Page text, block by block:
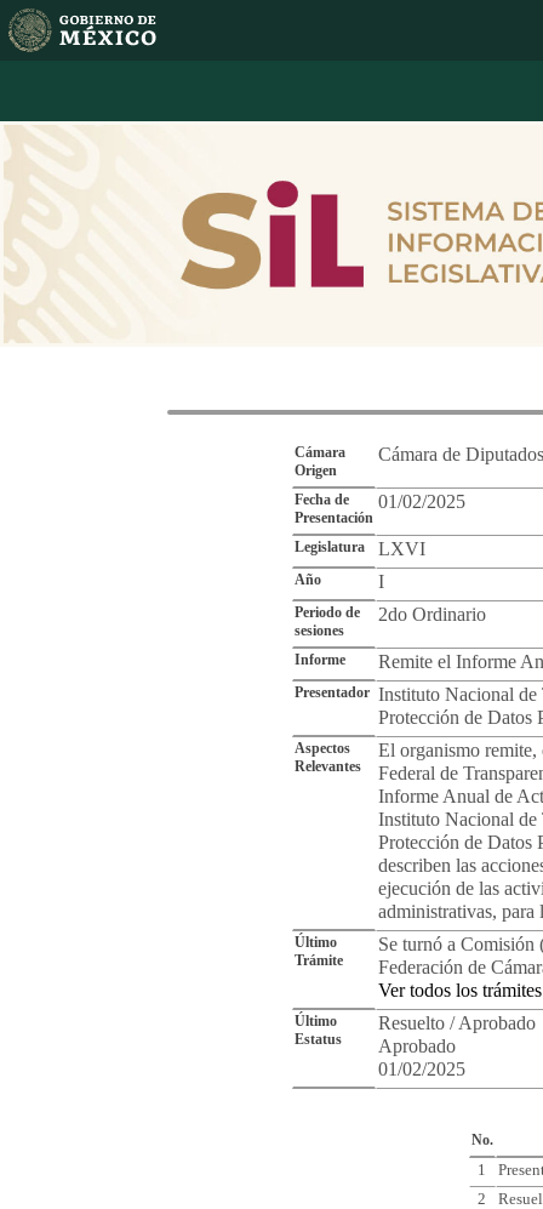
Cámara
Origen
Cámara de Diputados
Fecha de
Presentación
01/02/2025
Legislatura LXVI
Año I
Periodo de
sesiones
2do Ordinario
Informe Remite el Informe
Presentador Instituto Nacional de
Protección de Datos
Aspectos
Relevantes
El organismo
Federal de
Informe Anual de
Instituto Nacional de
Protección de Datos
describen las
ejecución de las
administrativas, para
Último
Trámite
Se turnó a
Federación de
Ver todos los trámites
Último
Estatus
Resuelto / Aprobado
Aprobado
01/02/2025
No.
1
2